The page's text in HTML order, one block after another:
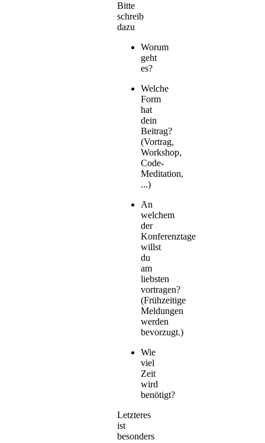
Bitte
schreib
dazu
Worum
geht
es?
Welche
Form
hat
dein
Beitrag?
(Vortrag,
Workshop,
Code-
Meditation,
...)
An
welchem
der
Konferenztage
willst
du
am
liebsten
vortragen?
(Frühzeitige
Meldungen
werden
bevorzugt.)
Wie
viel
Zeit
wird
benötigt?
Letzteres
ist
besonders